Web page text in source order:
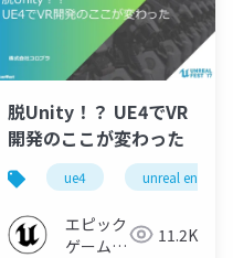
脱Unity！？ UE4でVR
開発のここが変わった
ue4 unreal engine 4
エピック
ゲームズ
11.2K